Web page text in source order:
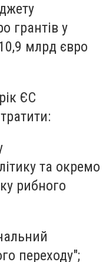
грантів у
млрд євро
ЄС
та окремо
рибного
переходу";